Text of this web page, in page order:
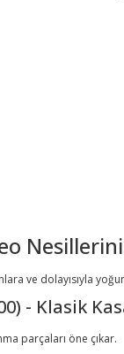
ve dolayısıyla
- Klasik
parçaları öne çıkar.